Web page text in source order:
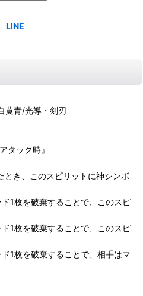
黄青/光導・剣刃
タック時』
き、このスピリットに神シンボ
1枚を破棄することで、このスピ
1枚を破棄することで、このスピ
1枚を破棄することで、相手はマ